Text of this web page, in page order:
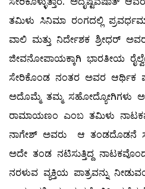
ತಮಿಳು ಸಿನಿಮಾ ರಂಗದಲ್ಲಿ
ವಾಲಿ ಮತ್ತು ನಿರ್ದೇಶಕ ಶ್ರೀಧರ್
ಜೀವನೋಪಾಯಕ್ಕಾಗಿ ಭಾರತೀಯ
ಸೇರಿಕೊಂಡ ನಂತರ ಅವರ ಆರ್ಥಿಕ
ಅದೊಮ್ಮೆ ತಮ್ಮ ಸಹೋದ್ಯೋಗಿಗಳು
ರಾಮಾಯಣಂ ಎಂಬ ತಮಿಳು
ನಾಗೇಶ್ ಅವರು ಆ ತಂಡದೊಡನೆ
ಅದೇ ತಂಡ ನಟಿಸುತ್ತಿದ್ದ
ನರಳುವ ವ್ಯಕ್ತಿಯ ಪಾತ್ರವನ್ನು